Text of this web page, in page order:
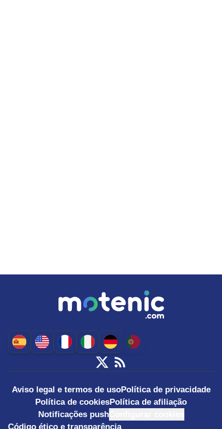
Aviso legal e termos de usoPolítica de privacidade
Política de cookiesPolítica de afiliação
Notificações pushConfigurar cookies
Código ético e transparência